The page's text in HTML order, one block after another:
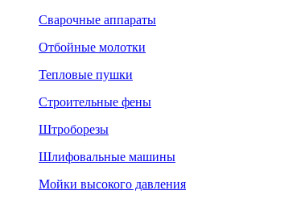
Сварочные аппараты
Отбойные молотки
Тепловые пушки
Строительные фены
Штроборезы
Шлифовальные машины
Мойки высокого давления